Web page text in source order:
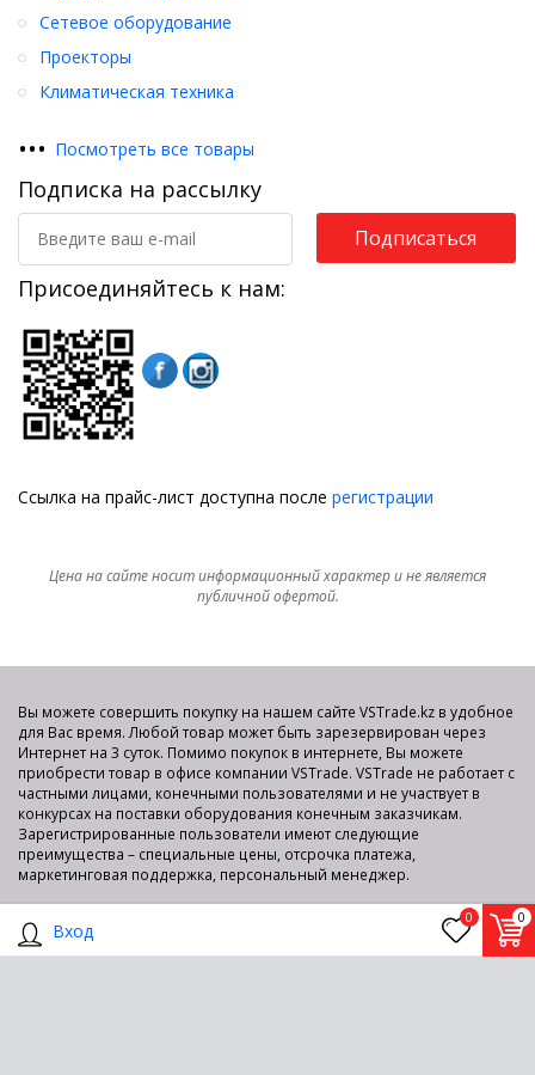
Вход
0 0
Сетевое оборудование
Проекторы
Климатическая техника
••• Посмотреть все товары
Подписка на рассылку
Подписаться
Присоединяйтесь к нам:
Ссылка на прайс-лист доступна после регистрации
Цена на сайте носит информационный характер и не является
публичной офертой.
Вы можете совершить покупку на нашем сайте VSTrade.kz в удобное
для Вас время. Любой товар может быть зарезервирован через
Интернет на 3 суток. Помимо покупок в интернете, Вы можете
приобрести товар в офисе компании VSTrade. VSTrade не работает с
частными лицами, конечными пользователями и не участвует в
конкурсах на поставки оборудования конечным заказчикам.
Зарегистрированные пользователи имеют следующие
преимущества – специальные цены, отсрочка платежа,
маркетинговая поддержка, персональный менеджер.